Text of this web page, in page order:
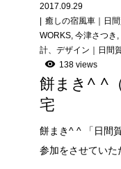
2017.09.29
癒しの宿風車｜日
WORKS, 今津さつき ,
計、デザイン｜日間
138 views
餅まき^ ^
宅
餅まき^ ^ 「日間
参加をさせていた